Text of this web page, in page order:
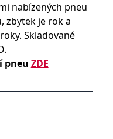
nabízených pneu
zbytek je rok a
Skladované
pneu ZDE